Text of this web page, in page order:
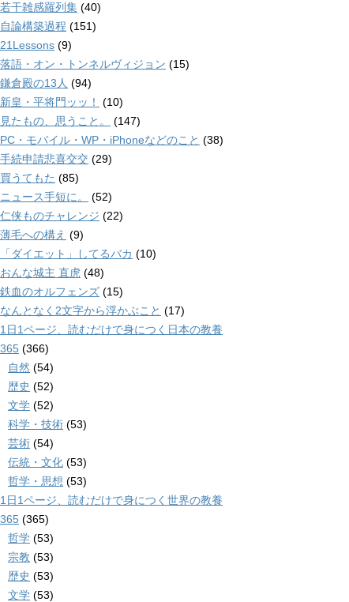
若干雑感羅列集 (40)
自論構築過程 (151)
21Lessons (9)
落語・オン・トンネルヴィジョン (15)
鎌倉殿の13人 (94)
新皇・平将門ッッ！
(10)
見たもの、思うこと。
(147)
PC・モバイル・WP・iPhoneなどのこと (38)
手続申請悲喜交交 (29)
買うてもた (85)
ニュース手短に。
(52)
仁侠ものチャレンジ (22)
薄毛への構え (9)
「ダイエット」してるバカ (10)
おんな城主 直虎 (48)
鉄血のオルフェンズ (15)
なんとなく2文字から浮かぶこと (17)
1日1ページ、読むだけで身につく日本の教養
365 (366)
自然 (54)
歴史 (52)
文学 (52)
科学・技術 (53)
芸術 (54)
伝統・文化 (53)
哲学・思想 (53)
1日1ページ、読むだけで身につく世界の教養
365 (365)
哲学 (53)
宗教 (53)
歴史 (53)
文学 (53)